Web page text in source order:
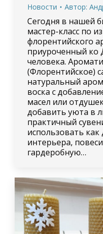
Новости Автор:
Сегодня в нашей
мастер-класс по
флорентийского
приуроченный
человека.
(Флорентийское)
натуральный
воска с
масел или
добавить уюта в
практичный
использовать
интерьера,
гардеробную…